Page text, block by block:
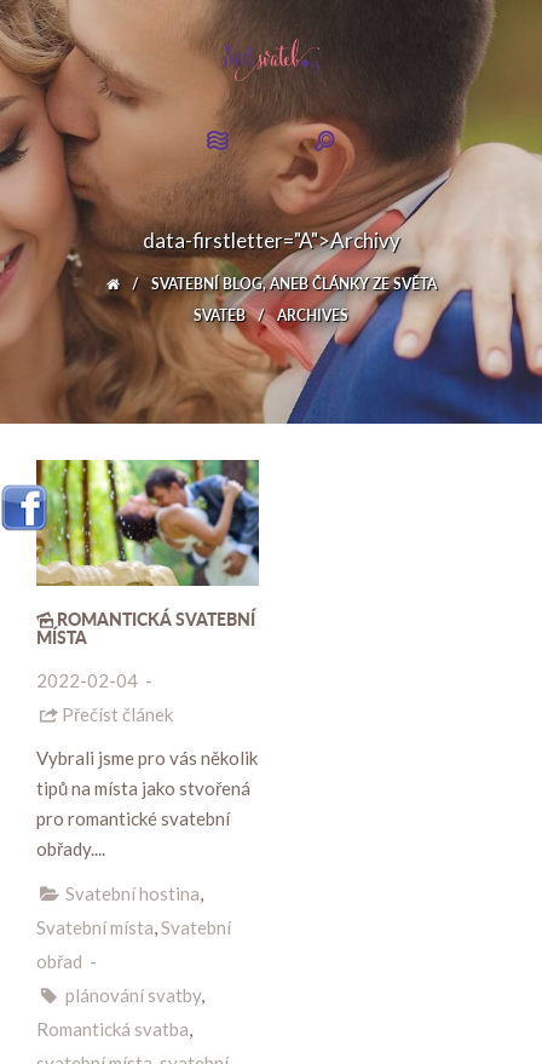
data-firstletter="A">Archivy
/
SVATEBNÍ BLOG, ANEB ČLÁNKY ZE SVĚTA
SVATEB / ARCHIVES
ROMANTICKÁ SVATEBNÍ
MÍSTA
2022-02-04 -
Přečíst článek
Vybrali jsme pro vás několik
tipů na místa jako stvořená
pro romantické svatební
obřady....
Svatební hostina
Svatební místa Svatební
obřad -
plánování svatby,
Romantická svatba